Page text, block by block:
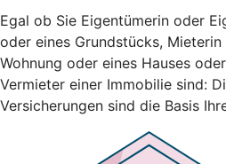
Egal ob Sie Eigentümerin oder
oder eines Grundstücks,
Wohnung oder eines Hauses
Vermieter einer Immobilie sind:
Versicherungen sind die Basis